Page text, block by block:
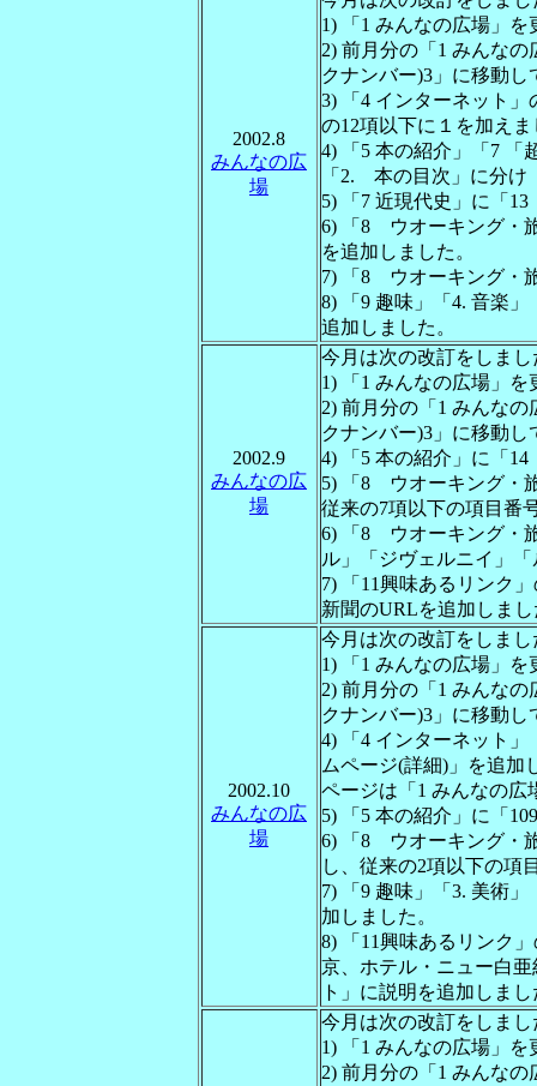
2002.8
みんなの広
場
1) 「1 みんなの広場」を
2) 前月分の「1 みんな
クナンバー)3」に移動し
3) 「4 インターネット
の12項以下に１を加えま
4) 「5 本の紹介」「7
「2. 本の目次」に分
5) 「7 近現代史」に「
6) 「8 ウオーキング・
を追加しました。
7) 「8 ウオーキング・
8) 「9 趣味」「4. 音楽
追加しました。
2002.9
みんなの広
場
今月は次の改訂をしまし
1) 「1 みんなの広場」を
2) 前月分の「1 みんな
クナンバー)3」に移動し
4) 「5 本の紹介」に「
5) 「8 ウオーキング・
従来の7項以下の項目番
6) 「8 ウオーキング・
ル」「ジヴェルニイ」
7) 「11興味あるリンク
新聞のURLを追加しまし
2002.10
みんなの広
場
今月は次の改訂をしまし
1) 「1 みんなの広場」を
2) 前月分の「1 みんな
クナンバー)3」に移動し
4) 「4 インターネット
ムページ(詳細)」を追加
ページは「1 みんなの広
5) 「5 本の紹介」に「
6) 「8 ウオーキング・
し、従来の2項以下の項
7) 「9 趣味」「3. 美術
加しました。
8) 「11興味あるリンク
京、ホテル・ニュー白
ト」に説明を追加しまし
今月は次の改訂をしまし
1) 「1 みんなの広場」を
2) 前月分の「1 みんな